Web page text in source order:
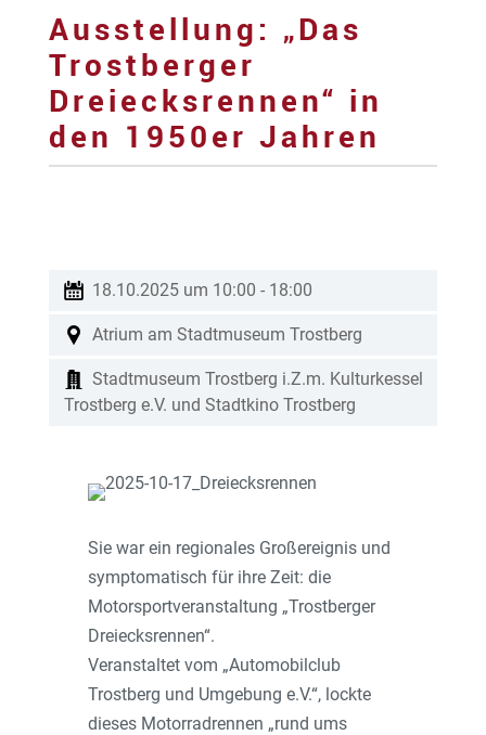
Ausstellung: „Das
Trostberger
Dreiecksrennen“ in
den 1950er Jahren
18.10.2025 um 10:00 - 18:00
Atrium am Stadtmuseum Trostberg
Stadtmuseum Trostberg i.Z.m. Kulturkessel
Trostberg e.V. und Stadtkino Trostberg
Sie war ein regionales Großereignis und
symptomatisch für ihre Zeit: die
Motorsportveranstaltung „Trostberger
Dreiecksrennen“.
Veranstaltet vom „Automobilclub
Trostberg und Umgebung e.V.“, lockte
dieses Motorradrennen „rund ums